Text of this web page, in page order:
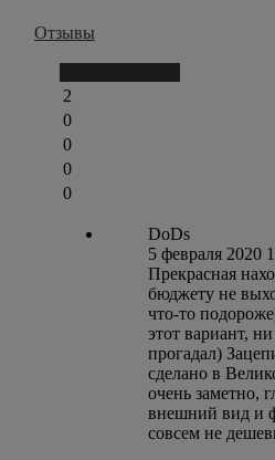
Отзывы
2
0
0
0
0
DoDs
5 февраля 2020
Прекрасная
бюджету не
что-то
этот вариант,
прогадал)
сделано в
очень заметно,
внешний вид и
совсем не